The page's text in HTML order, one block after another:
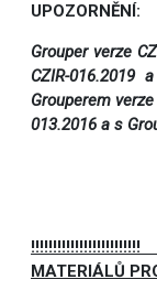
UPOZORNĚNÍ:
Grouper verze
CZIR-016.2019
Grouperem
013.2016 a s
MATERIÁLŮ